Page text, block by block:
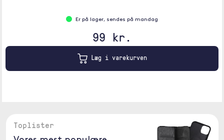
Er på lager, sendes på mandag
99 kr.
Læg i varekurven
Toplister